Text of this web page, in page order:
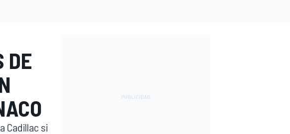
DE
Cadillac si